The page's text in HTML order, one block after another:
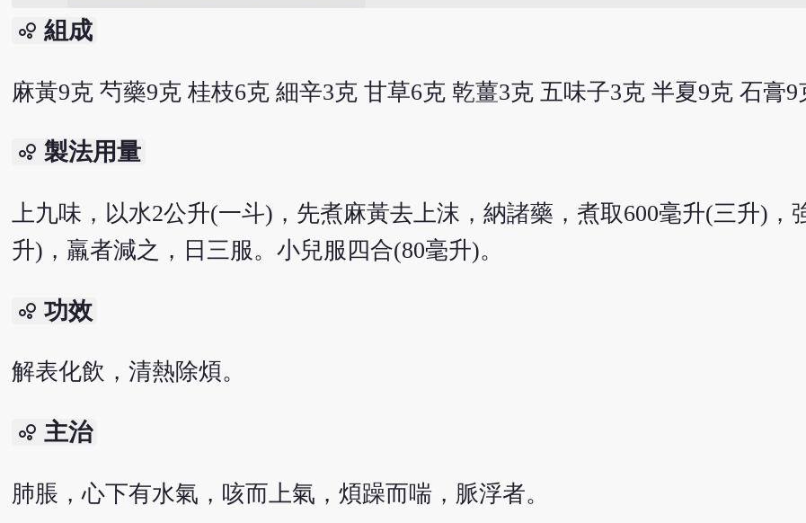
bubble_chart 組成
麻黃9克 芍藥9克 桂枝6克 細辛3克 甘草6克 乾薑3克 五味子3克 半夏9克 石膏9
bubble_chart 製法用量
上九味，以水2公升(一斗)，先煮麻黃去上沫，納諸藥，煮取600毫升(三升)，
升)，羸者減之，日三服。小兒服四合(80毫升)。
bubble_chart 功效
解表化飲，清熱除煩。
bubble_chart 主治
肺脹，心下有水氣，咳而上氣，煩躁而喘，脈浮者。